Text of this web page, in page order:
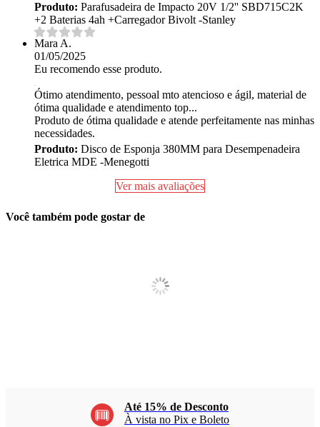
Produto: Parafusadeira de Impacto 20V 1/2'' SBD715C2K
+2 Baterias 4ah +Carregador Bivolt -Stanley
Mara A.
01/05/2025
Eu recomendo esse produto.
Ótimo atendimento, pessoal mto atencioso e ágil, material de
ótima qualidade e atendimento top...
Produto de ótima qualidade e atende perfeitamente nas minhas
necessidades.
Produto: Disco de Esponja 380MM para Desempenadeira
Eletrica MDE -Menegotti
Ver mais avaliações
Você também pode gostar de
Até 15% de Desconto
À vista no Pix e Boleto